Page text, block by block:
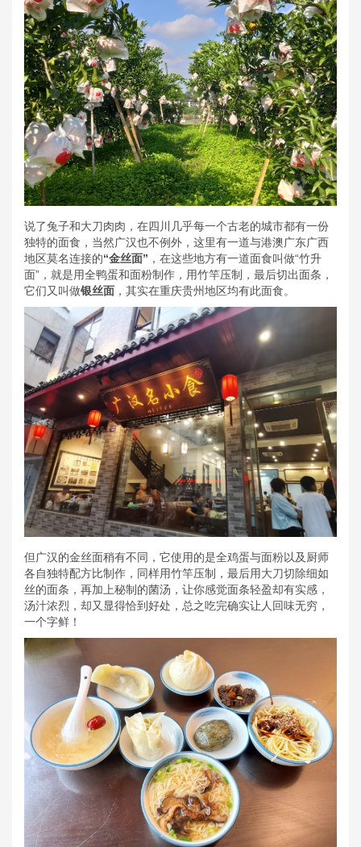
说了兔子和大刀肉肉，在四川几乎每一个古老的城市都有一份
独特的面食，当然广汉也不例外，这里有一道与港澳广东广西
地区莫名连接的“金丝面” ，在这些地方有一道面食叫做“竹升
面”，就是用全鸭蛋和面粉制作，用竹竿压制，最后切出面条，
它们又叫做银丝面 ，其实在重庆贵州地区均有此面食。
但广汉的金丝面稍有不同，它使用的是全鸡蛋与面粉以及厨师
各自独特配方比制作，同样用竹竿压制，最后用大刀切除细如
丝的面条，再加上秘制的菌汤，让你感觉面条轻盈却有实感，
汤汁浓烈，却又显得恰到好处，总之吃完确实让人回味无穷，
一个字鲜！